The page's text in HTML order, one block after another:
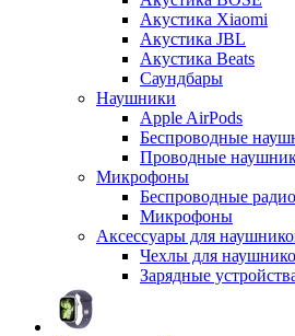
Акустика Xiaomi
Акустика JBL
Акустика Beats
Саундбары
Наушники
Apple AirPods
Беспроводные
Проводные
Микрофоны
Беспроводные
Микрофоны
Аксессуары для
Чехлы для
Зарядные